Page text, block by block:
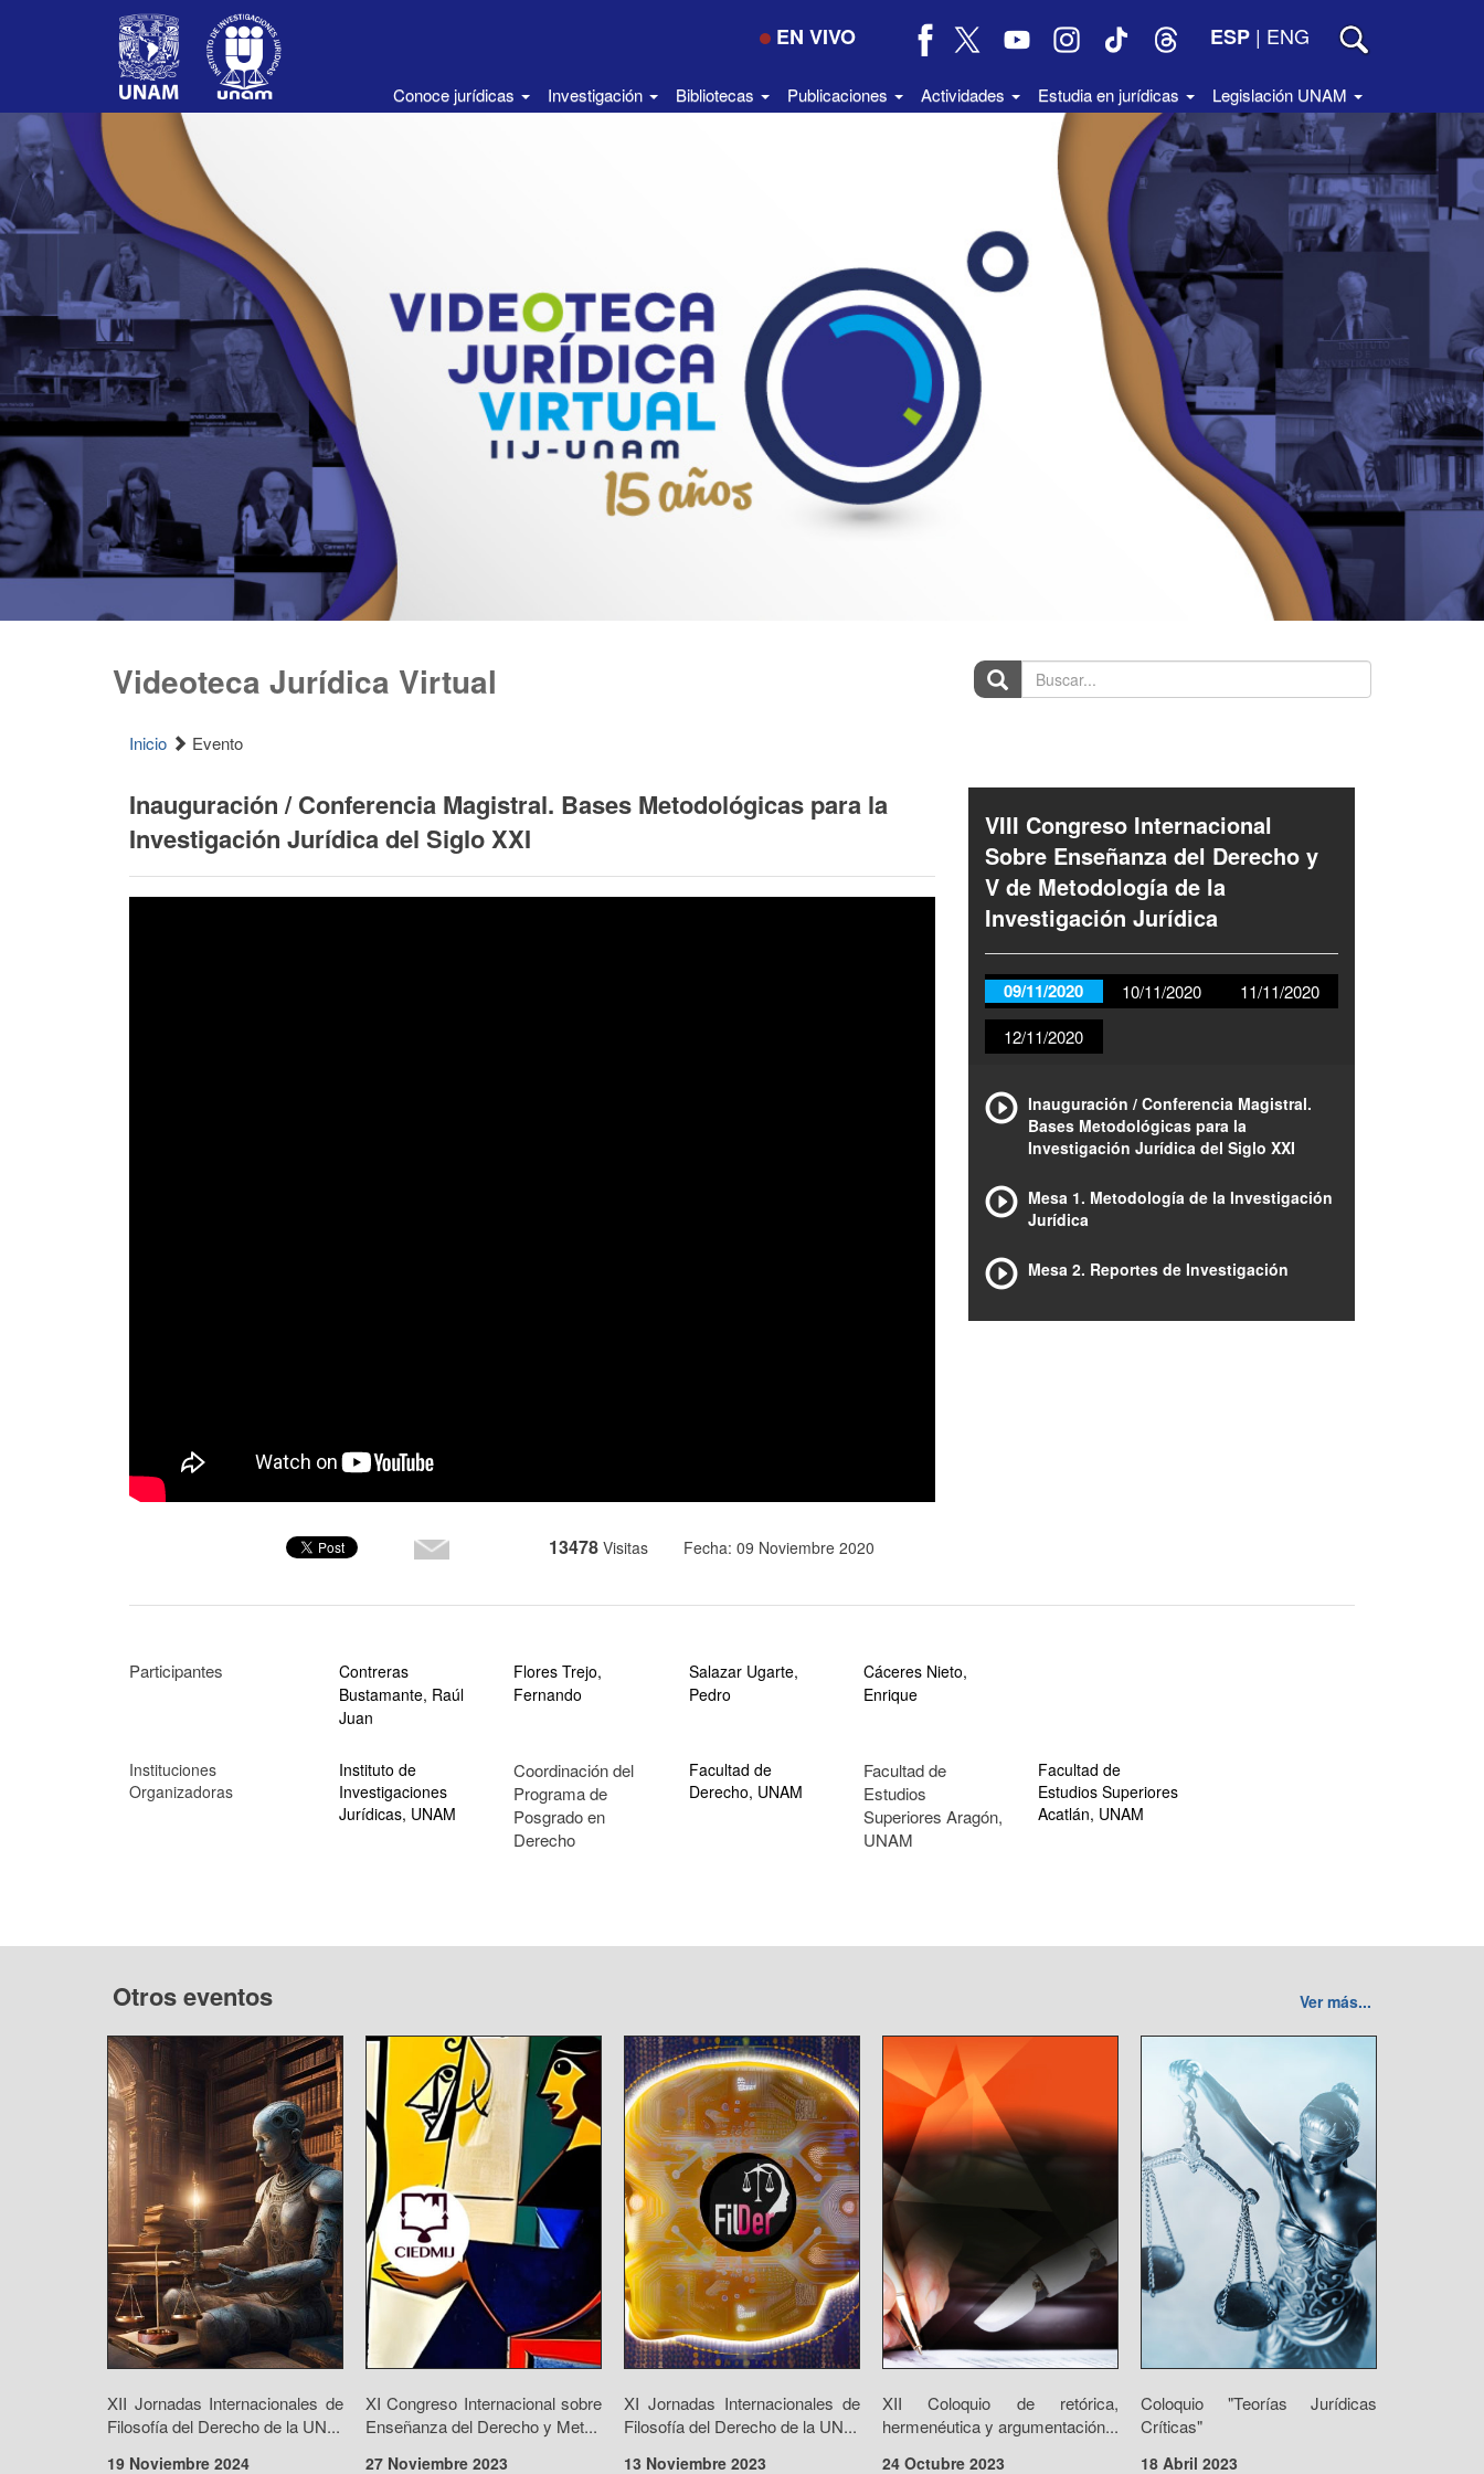
EN VIVO ESP | ENG
Conoce jurídicas Investigación Bibliotecas Publicaciones Actividades Estudia en jurídicas Legislación UNAM
Videoteca Jurídica Virtual Buscar...
Inicio Evento
Inauguración / Conferencia Magistral. Bases Metodológicas para la
Investigación Jurídica del Siglo XXI
13478 Visitas Fecha: 09 Noviembre 2020
VIII Congreso Internacional
Sobre Enseñanza del Derecho y
V de Metodología de la
Investigación Jurídica
09/11/2020 10/11/2020
11/11/2020
12/11/2020
Inauguración / Conferencia Magistral.
Bases Metodológicas para la
Investigación Jurídica del Siglo XXI
Mesa 1. Metodología de la Investigación
Jurídica
Mesa 2. Reportes de Investigación
Participantes
Contreras
Bustamante, Raúl
Juan
Flores Trejo,
Fernando
Salazar Ugarte,
Pedro
Cáceres Nieto,
Enrique
Instituciones
Organizadoras
Instituto de
Investigaciones
Jurídicas, UNAM
Coordinación del
Programa de
Posgrado en
Derecho
Facultad de
Derecho, UNAM
Facultad de
Estudios
Superiores Aragón,
UNAM
Facultad de
Estudios Superiores
Acatlán, UNAM
Otros eventos Ver más...
XII Jornadas Internacionales de
Filosofía del Derecho de la UN...
19 Noviembre 2024
XI Congreso Internacional sobre
Enseñanza del Derecho y Met...
27 Noviembre 2023
XI Jornadas Internacionales de
Filosofía del Derecho de la UN...
13 Noviembre 2023
XII Coloquio de retórica,
hermenéutica y argumentación...
24 Octubre 2023
Coloquio "Teorías Jurídicas
Críticas"
18 Abril 2023